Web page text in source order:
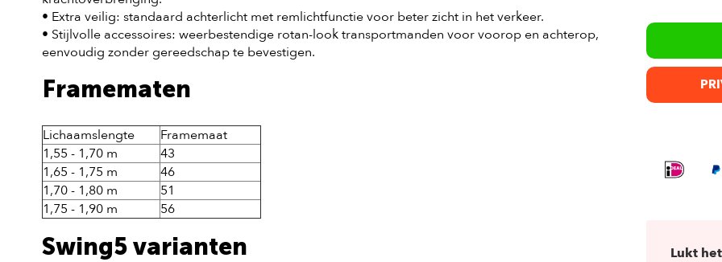
• Extra veilig: standaard achterlicht met remlichtfunctie voor beter zicht in het verkeer.
• Stijlvolle accessoires: weerbestendige rotan-look transportmanden voor voorop en achterop,
eenvoudig zonder gereedschap te bevestigen.
Framematen
Lichaamslengte
Framemaat
1,55 - 1,70 m
43
1,65 - 1,75 m
46
1,70 - 1,80 m
51
1,75 - 1,90 m
56
Swing5 varianten
Lukt